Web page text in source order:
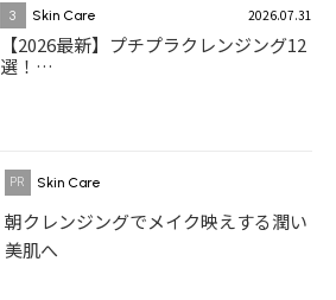
3 Skin Care 2026.07.31
【2026最新】プチプラクレンジング12
選！…
Skin Care
朝クレンジングでメイク映えする潤い
美肌へ